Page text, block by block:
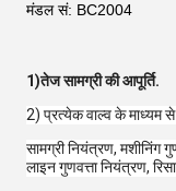
मंडल सं: BC2004
1)तेज सामग्री की आपूर्ति.
2) प्रत्येक वाल्व के माध्यम से
सामग्री नियंत्रण, मशीनिंग
लाइन गुणवत्ता नियंत्रण,